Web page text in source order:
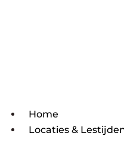
Home
Locaties &